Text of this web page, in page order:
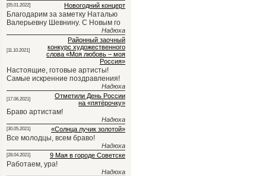
[05.01.2022] Новогодний концерт
Благодарим за заметку Наталью
Валерьевну Шевнину. С Новым го
Надюха
[11.10.2021]
Районный заочный
конкурс художественного
слова «Моя любовь – моя
Россия»
Настоящие, готовые артисты!
Самые искренние поздравления!
Надюха
[17.06.2021]
Отметили День России
на «пятёрочку»
Браво артистам!
Надюха
[30.05.2021] «Солнца лучик золотой»
Все молодцы, всем браво!
Надюха
[28.04.2021] 9 Мая в городе Советске
Работаем, ура!
Надюха